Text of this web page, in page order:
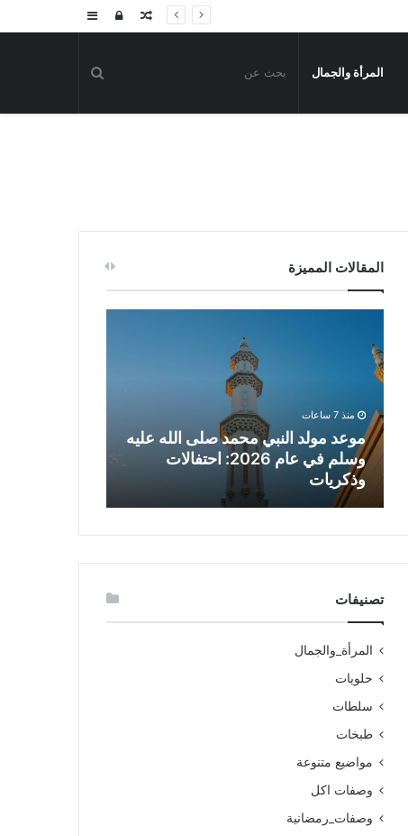
إضافةتسجيلمقال
المرأة والجمال
المقالات المميزة
منذ 7 ساعات
موعد مولد النبي محمد صلى الله عليه
وسلم في عام 2026: احتفالات
وذكريات
تصنيفات
المرأة_والجمال
حلويات
سلطات
طبخات
مواضيع متنوعة
وصفات اكل
وصفات_رمضانية